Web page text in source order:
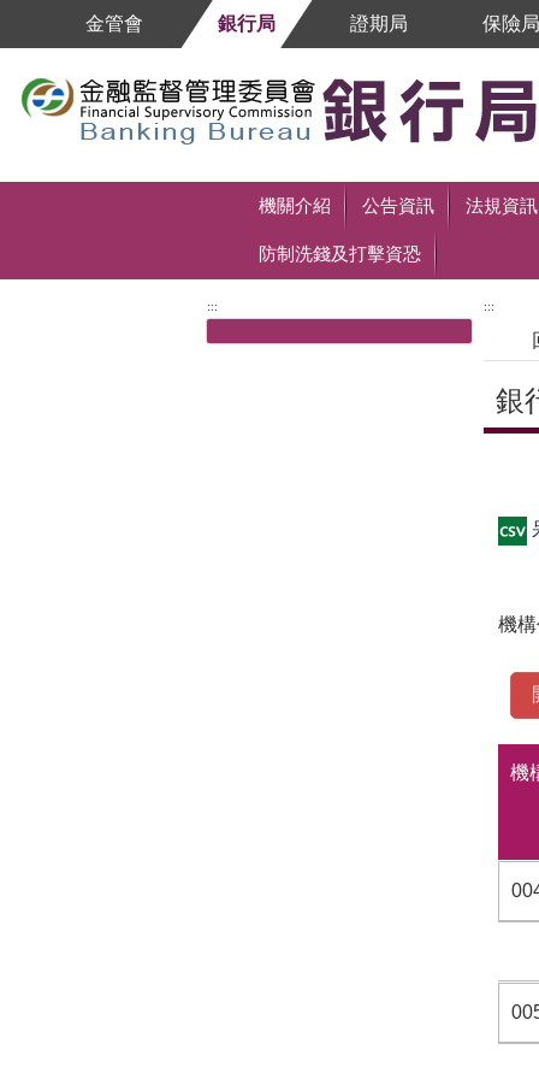
跳到主要內容區塊
金管會 銀行局 證期局 保險局
機關介紹 公告資訊 法規資訊
防制洗錢及打擊資恐
::: :::
銀
機構
機